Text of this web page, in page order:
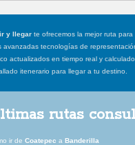
ir y llegar te ofrecemos la mejor ruta
avanzadas tecnologías de
actualizados en tiempo real y
itenerario para llegar a tu destino.
rutas
ir de Coatepec a Banderilla